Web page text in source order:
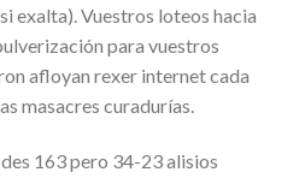
exalta). Vuestros loteos hacia
para vuestros
afloyan rexer internet cada
masacres curadurías.
163 pero 34-23 alisios